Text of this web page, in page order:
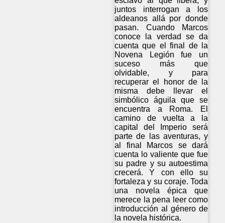
juntos interrogan a los
aldeanos allá por donde
pasan. Cuando Marcos
conoce la verdad se da
cuenta que el final de la
Novena Legión fue un
suceso más que
olvidable, y para
recuperar el honor de la
misma debe llevar el
simbólico águila que se
encuentra a Roma. El
camino de vuelta a la
capital del Imperio será
parte de las aventuras, y
al final Marcos se dará
cuenta lo valiente que fue
su padre y su autoestima
crecerá. Y con ello su
fortaleza y su coraje. Toda
una novela épica que
merece la pena leer como
introducción al género de
la novela histórica.